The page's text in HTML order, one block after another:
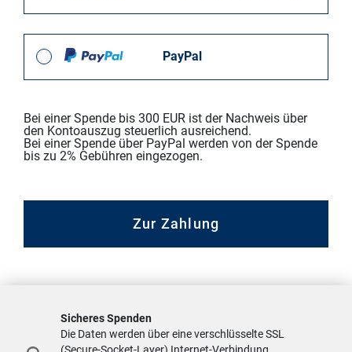
200,00 EUR
1% von 100%
PayPal
Bei einer Spende bis 300 EUR ist der Nachweis über
den Kontoauszug steuerlich ausreichend.
Bei einer Spende über PayPal werden von der Spende
bis zu 2% Gebühren eingezogen.
Zur Zahlung
Sicheres Spenden
Die Daten werden über eine verschlüsselte SSL